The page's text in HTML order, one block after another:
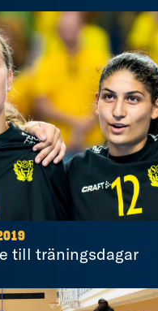
till träningsdagar